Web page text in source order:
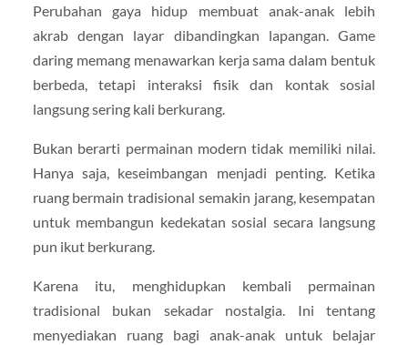
Perubahan gaya hidup membuat anak-anak lebih
akrab dengan layar dibandingkan lapangan. Game
daring memang menawarkan kerja sama dalam bentuk
berbeda, tetapi interaksi fisik dan kontak sosial
langsung sering kali berkurang.
Bukan berarti permainan modern tidak memiliki nilai.
Hanya saja, keseimbangan menjadi penting. Ketika
ruang bermain tradisional semakin jarang, kesempatan
untuk membangun kedekatan sosial secara langsung
pun ikut berkurang.
Karena itu, menghidupkan kembali permainan
tradisional bukan sekadar nostalgia. Ini tentang
menyediakan ruang bagi anak-anak untuk belajar